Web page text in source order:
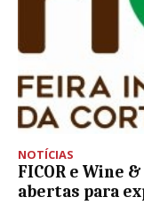
NOTÍCIAS
FICOR e Wine
abertas para